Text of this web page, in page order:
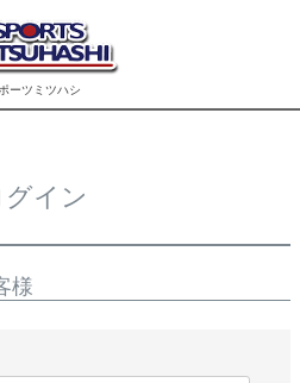
ーツミツハシ
グイン
様